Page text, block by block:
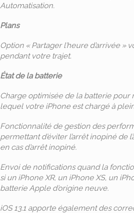
Automatisation.
Plans
Option « Partager l’heure d’arrivée »
pendant votre trajet.
État de la batterie
Charge optimisée de la batterie pour
lequel votre iPhone est chargé à
Fonctionnalité de gestion des
permettant d’éviter l’arrêt inopiné
en cas d’arrêt inopiné.
Envoi de notifications quand la
si un iPhone XR, un iPhone XS, un
batterie Apple d’origine neuve.
iOS 13.1 apporte également des